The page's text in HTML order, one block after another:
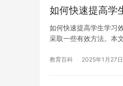
如何快速提高学
如何快速提高学生学习
采取一些有效方法。本
教育百科 2025年1月27日